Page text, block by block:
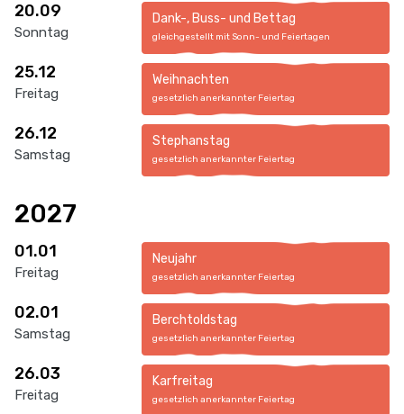
20.09
Sonntag
Dank-, Buss- und Bettag
gleichgestellt mit Sonn- und Feiertagen
25.12
Freitag
Weihnachten
gesetzlich anerkannter Feiertag
26.12
Samstag
Stephanstag
gesetzlich anerkannter Feiertag
2027
01.01
Freitag
Neujahr
gesetzlich anerkannter Feiertag
02.01
Samstag
Berchtoldstag
gesetzlich anerkannter Feiertag
26.03
Freitag
Karfreitag
gesetzlich anerkannter Feiertag